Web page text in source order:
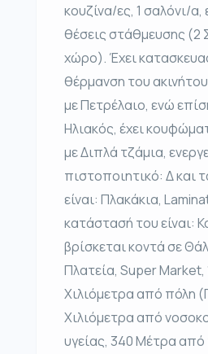
κουζίνα/ες, 1 σαλόνι/α,
θέσεις στάθμευσης (2
χώρο). Έχει
θέρμανση του ακινήτου
με Πετρέλαιο, ενώ
Ηλιακός, έχει
με Διπλά τζάμια,
πιστοποιητικό: Δ και
είναι: Πλακάκια,
κατάστασή του είναι:
βρίσκεται κοντά σε
Πλατεία, Super Market,
Χιλιόμετρα από πόλη
Χιλιόμετρα από
υγείας, 340 Μέτρα από